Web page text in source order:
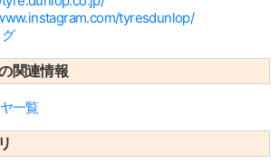
tyresdunlop/
関連情報
一覧